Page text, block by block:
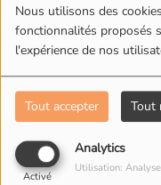
Nous utilisons des
fonctionnalités proposés
l'expérience de nos
Tout accepter Tout
Analytics
Activé
Utilisation: Analyse